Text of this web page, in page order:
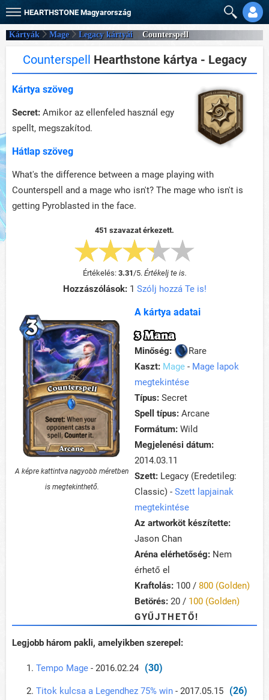
HEARTHSTONE Magyarország
Kártyák Mage Legacy kártyái Counterspell
Counterspell Hearthstone kártya - Legacy
Kártya szöveg
Secret: Amikor az ellenfeled használ egy
spellt, megszakítod.
Hátlap szöveg
What's the difference between a mage playing with
Counterspell and a mage who isn't? The mage who isn't is
getting Pyroblasted in the face.
451 szavazat érkezett.
Értékelés: 3.31/5. Értékelj te is.
Hozzászólások:1 Szólj hozzá Te is!
A képre kattintva nagyobb méretben
is megtekinthető.
A kártya adatai
3 Mana
Minőség:
Rare
Kaszt: Mage - Mage lapok
megtekintése
Típus: Secret
Spell típus: Arcane
Formátum: Wild
Megjelenési dátum:
2014.03.11
Szett: Legacy (Eredetileg:
Classic) - Szett lapjainak
megtekintése
Az artworköt készítette:
Jason Chan
Aréna elérhetőség: Nem
érhető el
Kraftolás: 100 / 800 (Golden)
Betörés: 20 / 100 (Golden)
GYŰJTHETŐ!
Legjobb három pakli, amelyikben szerepel:
Tempo Mage - 2016.02.24 (30)
Titok kulcsa a Legendhez 75% win - 2017.05.15 (26)